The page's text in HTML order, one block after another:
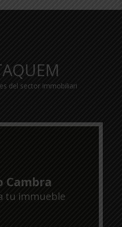
del sector immobiliari
Cambra
tu immueble